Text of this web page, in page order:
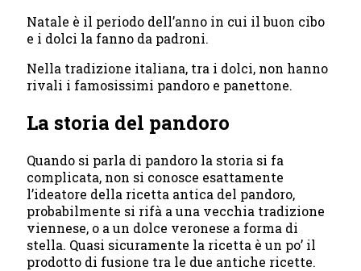
Natale è il periodo dell’anno in cui il buon cibo
e i dolci la fanno da padroni.
Nella tradizione italiana, tra i dolci, non hanno
rivali i famosissimi pandoro e panettone.
La storia del pandoro
Quando si parla di pandoro la storia si fa
complicata, non si conosce esattamente
l’ideatore della ricetta antica del pandoro,
probabilmente si rifà a una vecchia tradizione
viennese, o a un dolce veronese a forma di
stella. Quasi sicuramente la ricetta è un po’ il
prodotto di fusione tra le due antiche ricette.